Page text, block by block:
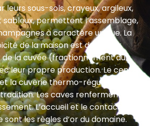
leurs sous-sols, crayeux, argileux,
permettent l’assemblage,
à caractère unique. La
de la maison est de vinifier
de la cuvée (fractionnement au
leur propre production. Le centre
la cuverie thermo-régulée allient
Les caves renferment 3 à 5
L’accueil et le contact avec
sont les règles d’or du domaine.